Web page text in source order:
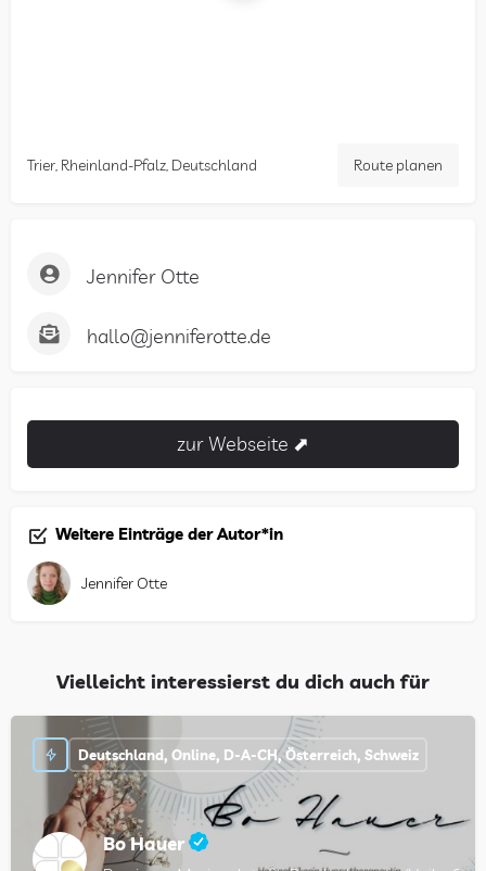
Trier, Rheinland-Pfalz, Deutschland Route planen
Jennifer Otte
hallo@jenniferotte.de
zur Webseite ⬈
Weitere Einträge der Autor*in
Jennifer Otte
Vielleicht interessierst du dich auch für
Bo Hauer
Deutschland, Online, D-A-CH, Österreich, Schweiz